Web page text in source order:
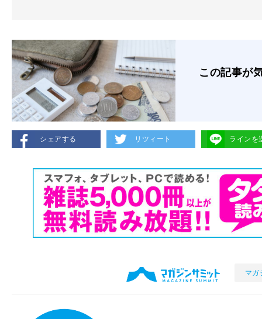
この記事が
シェアする リツィート ラインを
マガ